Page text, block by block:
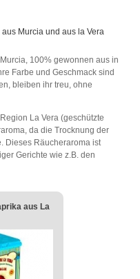
Murcia und aus la Vera
100% gewonnen aus in
Farbe und Geschmack sind
bleiben ihr treu, ohne
La Vera (geschützte
da die Trocknung der
Dieses Räucheraroma ist
Gerichte wie z.B. den
aus La